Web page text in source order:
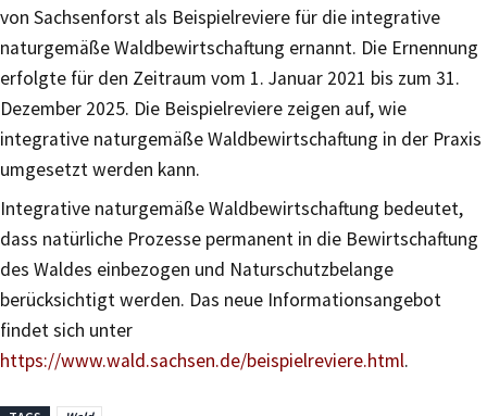
von Sachsenforst als Beispielreviere für die integrative
naturgemäße Waldbewirtschaftung ernannt. Die Ernennung
erfolgte für den Zeitraum vom 1. Januar 2021 bis zum 31.
Dezember 2025. Die Beispielreviere zeigen auf, wie
integrative naturgemäße Waldbewirtschaftung in der Praxis
umgesetzt werden kann.
Integrative naturgemäße Waldbewirtschaftung bedeutet,
dass natürliche Prozesse permanent in die Bewirtschaftung
des Waldes einbezogen und Naturschutzbelange
berücksichtigt werden. Das neue Informationsangebot
findet sich unter
https://www.wald.sachsen.de/beispielreviere.html.